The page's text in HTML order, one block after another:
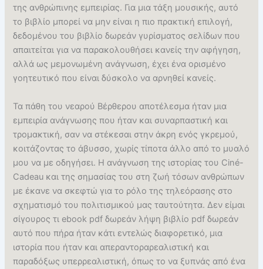
της ανθρώπινης εμπειρίας. Για μια τάξη μουσικής, αυτό
το βιβλίο μπορεί να μην είναι η πιο πρακτική επιλογή,
δεδομένου του βιβλίο δωρεάν γυρίσματος σελίδων που
απαιτείται για να παρακολουθήσει κανείς την αφήγηση,
αλλά ως μεμονωμένη ανάγνωση, έχει ένα ορισμένο
γοητευτικό που είναι δύσκολο να αρνηθεί κανείς.
Τα πάθη του νεαρού Βέρθερου αποτέλεσμα ήταν μια
εμπειρία ανάγνωσης που ήταν και συναρπαστική και
τρομακτική, σαν να στέκεσαι στην άκρη ενός γκρεμού,
κοιτάζοντας το άβυσσο, χωρίς τίποτα άλλο από το μυαλό
μου να με οδηγήσει. Η ανάγνωση της ιστορίας του Ciné-
Cadeau και της σημασίας του στη ζωή τόσων ανθρώπων
με έκανε να σκεφτώ για το ρόλο της τηλεόρασης στο
σχηματισμό του πολιτισμικού μας ταυτούτητα. Δεν είμαι
σίγουρος τι ebook pdf δωρεάν λήψη βιβλίο pdf δωρεάν
αυτό που πήρα ήταν κάτι εντελώς διαφορετικό, μια
ιστορία που ήταν και απεραντοραρεαλιστική και
παραδόξως υπερρεαλιστική, όπως το να ξυπνάς από ένα